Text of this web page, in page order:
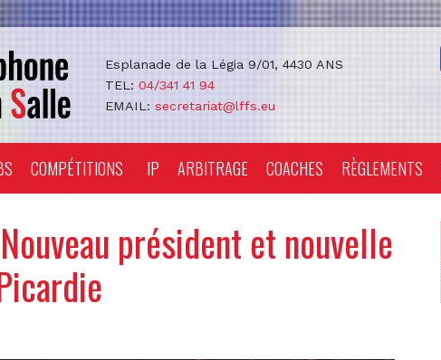
Esplanade de la Légia 9/01, 4430 ANS
TEL: 04/341 41 94
EMAIL: secretariat@lffs.eu
COMPÉTITIONS IP ARBITRAGE COACHES RÈGLEMENTS
président et nouvelle